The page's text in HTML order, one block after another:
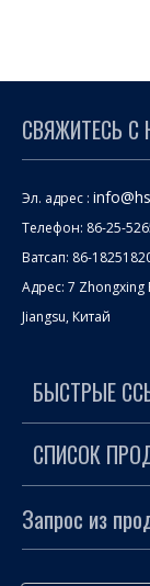
СВЯЖИТЕСЬ С
Эл. адрес :
Телефон: 86-25-
Ватсап: 86-
Адрес: 7 Zhongxing
Jiangsu, Китай
БЫСТРЫЕ
СПИСОК
Запрос из